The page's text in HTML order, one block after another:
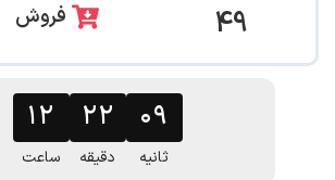
49 فروش
۱۲
ساعت
۲۲
دقیقه
۰۸
ثانیه